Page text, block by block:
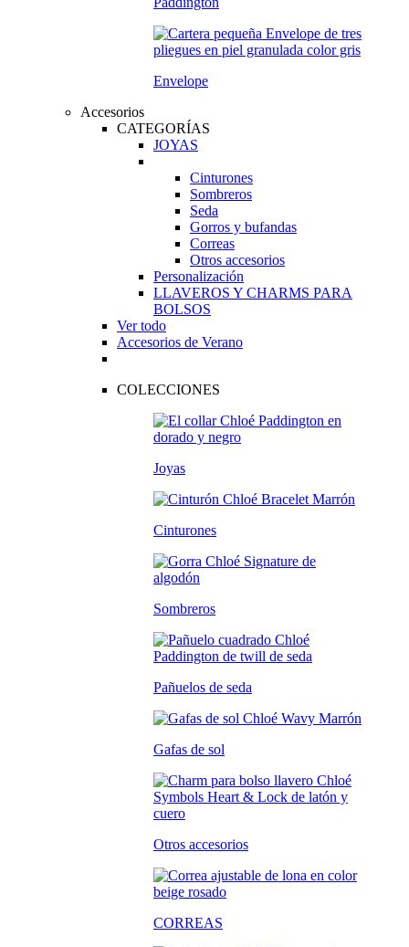
Envelope
Accesorios
CATEGORÍAS
JOYAS
Cinturones
Sombreros
Seda
Gorros y bufandas
Correas
Otros accesorios
Personalización
LLAVEROS Y CHARMS PARA
BOLSOS
Ver todo
Accesorios de Verano
COLECCIONES
Joyas
Cinturones
Sombreros
Pañuelos de seda
Gafas de sol
Otros accesorios
CORREAS